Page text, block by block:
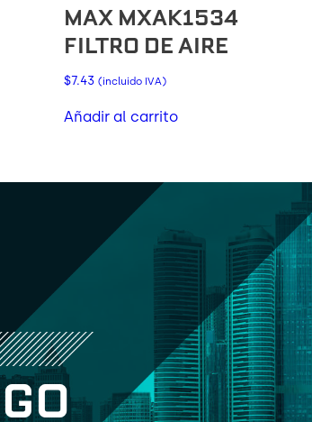
MAX MXAK1534
FILTRO DE AIRE
$7.43 (incluido IVA)
Añadir al carrito
GO